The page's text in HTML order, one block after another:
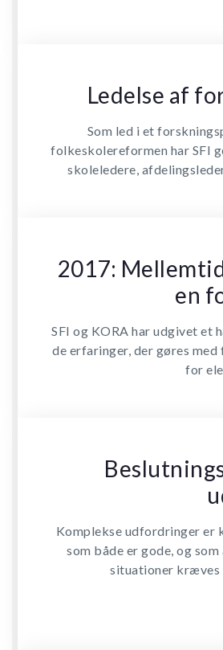
Ledelse af
Som led i et
folkeskolereformen har SFI
skoleledere,
2017:
en
SFI og KORA har udgivet
de erfaringer, der gøres
for
Komplekse udfordringer er
som både er gode, og
situationer kræves